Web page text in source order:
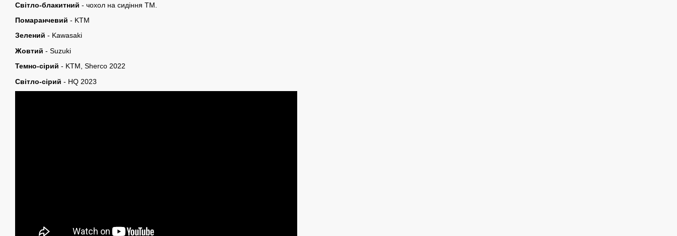
Світло-блакитний - чохол на сидіння ТМ.
Помаранчевий - KTM
Зелений - Kawasaki
Жовтий - Suzuki
Темно-сірий - KTM, Sherco 2022
Світло-сірий - HQ 2023